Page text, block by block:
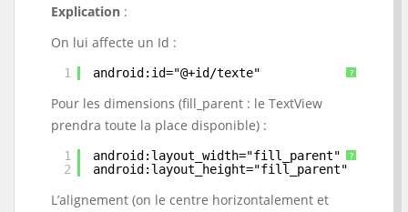
Explication :
On lui affecte un Id :
?
1 android:id="@+id/texte"
Pour les dimensions (fill_parent : le TextView
prendra toute la place disponible) :
?
1
2
android:layout_width="fill_parent"
android:layout_height="fill_parent"
L’alignement (on le centre horizontalement et